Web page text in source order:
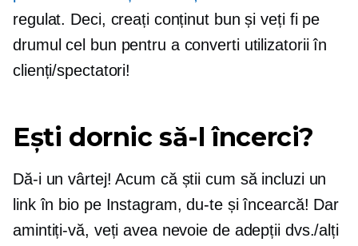
regulat. Deci, creați conținut bun și veți fi pe
drumul cel bun pentru a converti utilizatorii în
clienți/spectatori!
Ești dornic să-l încerci?
Dă-i un vârtej! Acum că știi cum să incluzi un
link în bio pe Instagram, du-te și încearcă! Dar
amintiți-vă, veți avea nevoie de adepții dvs./alți